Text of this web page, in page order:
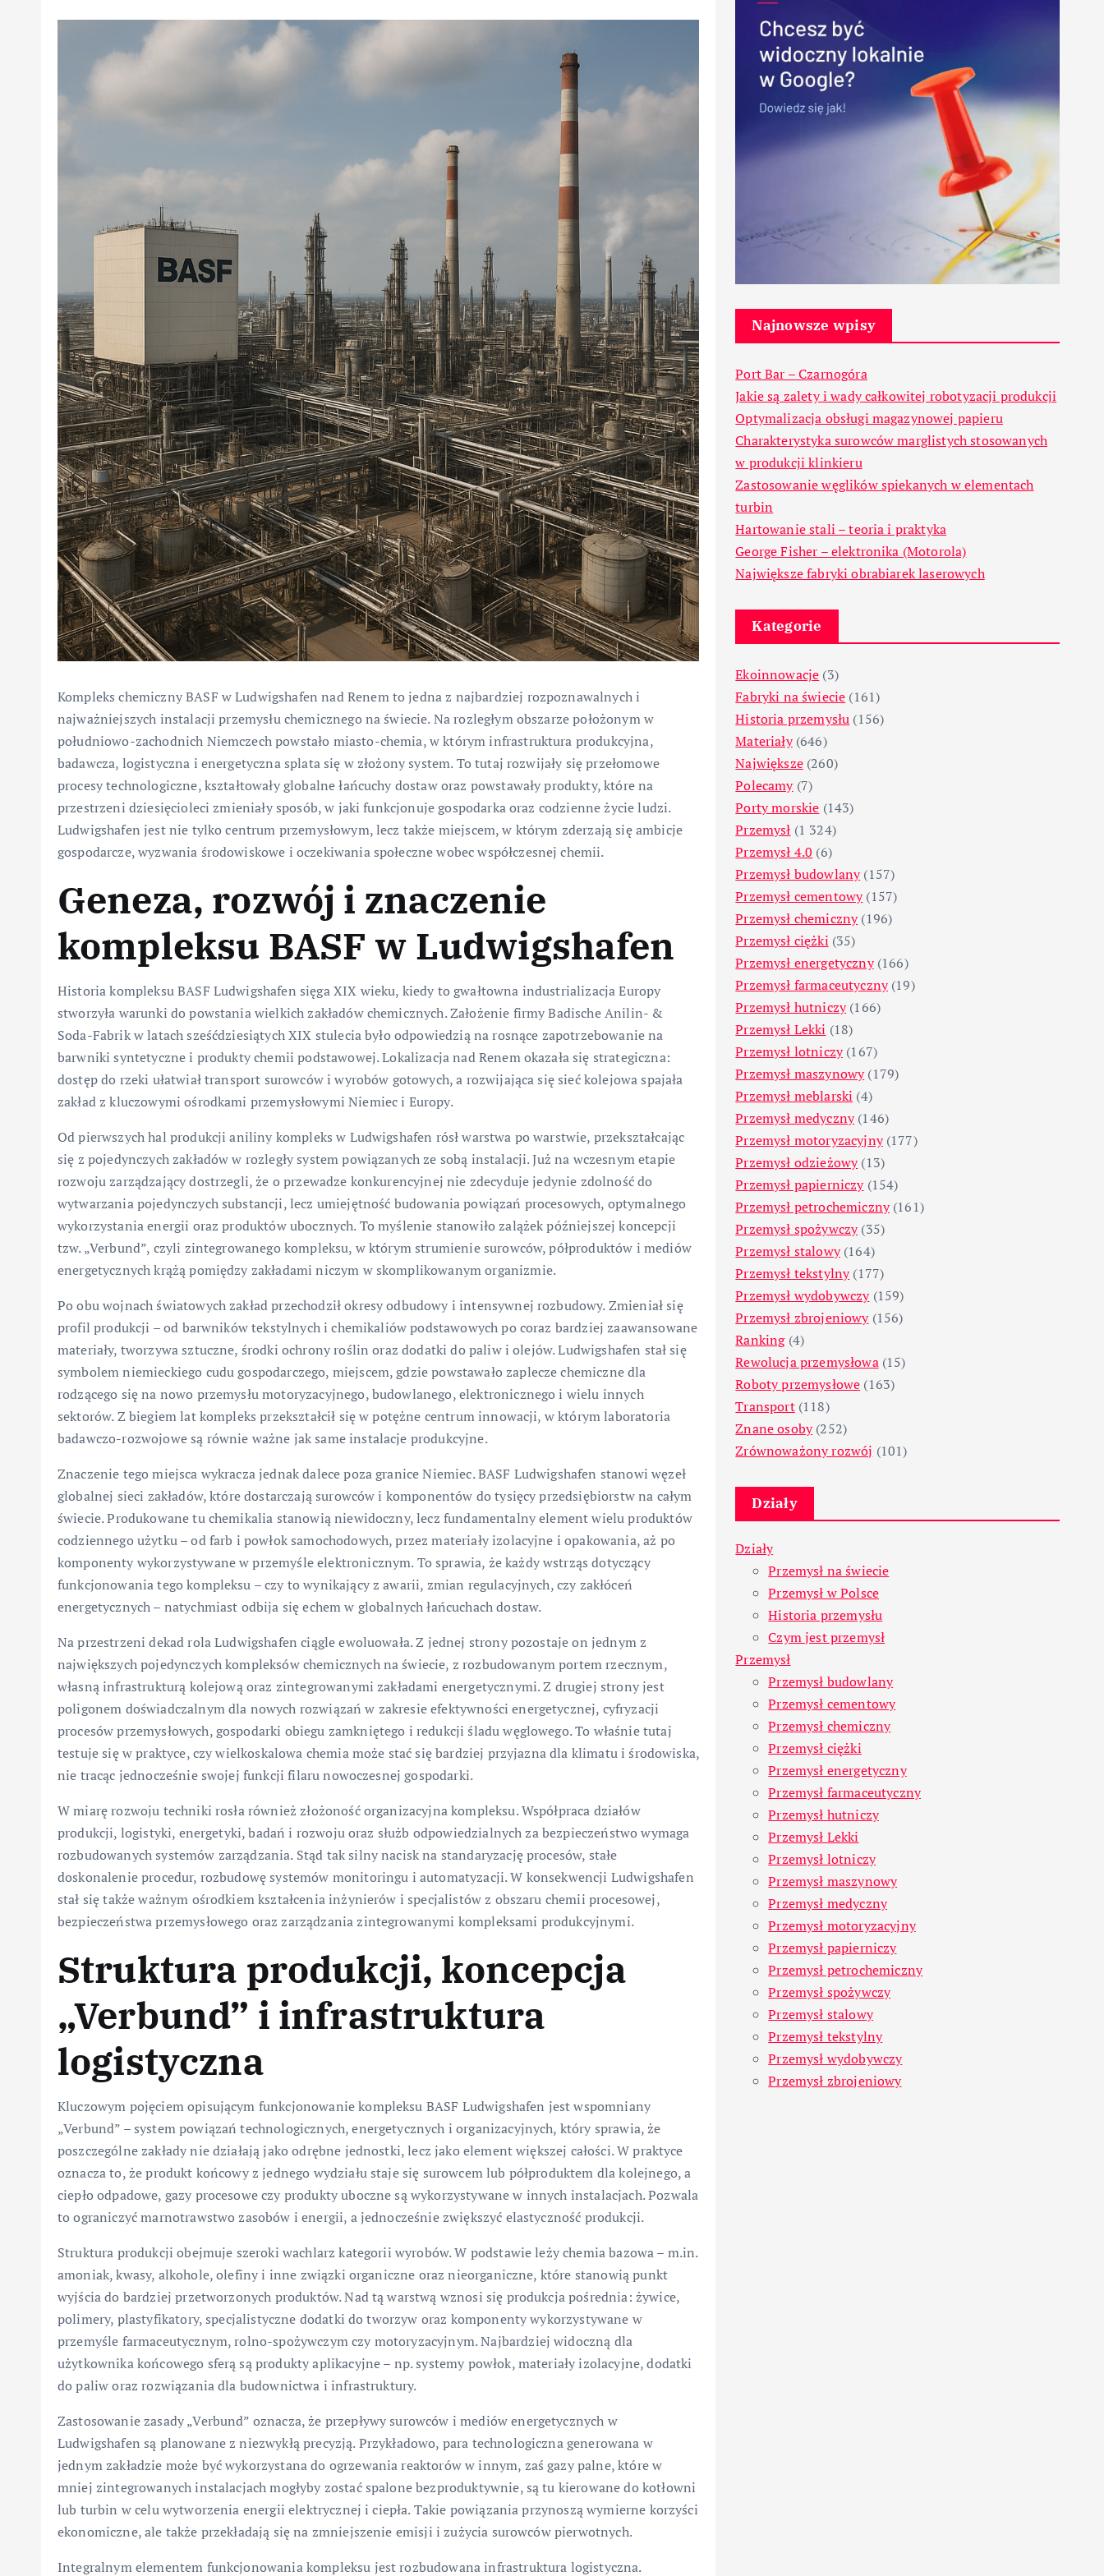
Kompleks chemiczny BASF w Ludwigshafen nad Renem to jedna z najbardziej rozpoznawalnych i
najważniejszych instalacji przemysłu chemicznego na świecie. Na rozległym obszarze położonym w
południowo-zachodnich Niemczech powstało miasto-chemia, w którym infrastruktura produkcyjna,
badawcza, logistyczna i energetyczna splata się w złożony system. To tutaj rozwijały się przełomowe
procesy technologiczne, kształtowały globalne łańcuchy dostaw oraz powstawały produkty, które na
przestrzeni dziesięcioleci zmieniały sposób, w jaki funkcjonuje gospodarka oraz codzienne życie ludzi.
Ludwigshafen jest nie tylko centrum przemysłowym, lecz także miejscem, w którym zderzają się ambicje
gospodarcze, wyzwania środowiskowe i oczekiwania społeczne wobec współczesnej chemii.
Geneza, rozwój i znaczenie
kompleksu BASF w Ludwigshafen
Historia kompleksu BASF Ludwigshafen sięga XIX wieku, kiedy to gwałtowna industrializacja Europy
stworzyła warunki do powstania wielkich zakładów chemicznych. Założenie firmy Badische Anilin- &
Soda-Fabrik w latach sześćdziesiątych XIX stulecia było odpowiedzią na rosnące zapotrzebowanie na
barwniki syntetyczne i produkty chemii podstawowej. Lokalizacja nad Renem okazała się strategiczna:
dostęp do rzeki ułatwiał transport surowców i wyrobów gotowych, a rozwijająca się sieć kolejowa spajała
zakład z kluczowymi ośrodkami przemysłowymi Niemiec i Europy.
Od pierwszych hal produkcji aniliny kompleks w Ludwigshafen rósł warstwa po warstwie, przekształcając
się z pojedynczych zakładów w rozległy system powiązanych ze sobą instalacji. Już na wczesnym etapie
rozwoju zarządzający dostrzegli, że o przewadze konkurencyjnej nie zdecyduje jedynie zdolność do
wytwarzania pojedynczych substancji, lecz umiejętność budowania powiązań procesowych, optymalnego
wykorzystania energii oraz produktów ubocznych. To myślenie stanowiło zalążek późniejszej koncepcji
tzw. „Verbund”, czyli zintegrowanego kompleksu, w którym strumienie surowców, półproduktów i mediów
energetycznych krążą pomiędzy zakładami niczym w skomplikowanym organizmie.
Po obu wojnach światowych zakład przechodził okresy odbudowy i intensywnej rozbudowy. Zmieniał się
profil produkcji – od barwników tekstylnych i chemikaliów podstawowych po coraz bardziej zaawansowane
materiały, tworzywa sztuczne, środki ochrony roślin oraz dodatki do paliw i olejów. Ludwigshafen stał się
symbolem niemieckiego cudu gospodarczego, miejscem, gdzie powstawało zaplecze chemiczne dla
rodzącego się na nowo przemysłu motoryzacyjnego, budowlanego, elektronicznego i wielu innych
sektorów. Z biegiem lat kompleks przekształcił się w potężne centrum innowacji, w którym laboratoria
badawczo-rozwojowe są równie ważne jak same instalacje produkcyjne.
Znaczenie tego miejsca wykracza jednak dalece poza granice Niemiec. BASF Ludwigshafen stanowi węzeł
globalnej sieci zakładów, które dostarczają surowców i komponentów do tysięcy przedsiębiorstw na całym
świecie. Produkowane tu chemikalia stanowią niewidoczny, lecz fundamentalny element wielu produktów
codziennego użytku – od farb i powłok samochodowych, przez materiały izolacyjne i opakowania, aż po
komponenty wykorzystywane w przemyśle elektronicznym. To sprawia, że każdy wstrząs dotyczący
funkcjonowania tego kompleksu – czy to wynikający z awarii, zmian regulacyjnych, czy zakłóceń
energetycznych – natychmiast odbija się echem w globalnych łańcuchach dostaw.
Na przestrzeni dekad rola Ludwigshafen ciągle ewoluowała. Z jednej strony pozostaje on jednym z
największych pojedynczych kompleksów chemicznych na świecie, z rozbudowanym portem rzecznym,
własną infrastrukturą kolejową oraz zintegrowanymi zakładami energetycznymi. Z drugiej strony jest
poligonem doświadczalnym dla nowych rozwiązań w zakresie efektywności energetycznej, cyfryzacji
procesów przemysłowych, gospodarki obiegu zamkniętego i redukcji śladu węglowego. To właśnie tutaj
testuje się w praktyce, czy wielkoskalowa chemia może stać się bardziej przyjazna dla klimatu i środowiska,
nie tracąc jednocześnie swojej funkcji filaru nowoczesnej gospodarki.
W miarę rozwoju techniki rosła również złożoność organizacyjna kompleksu. Współpraca działów
produkcji, logistyki, energetyki, badań i rozwoju oraz służb odpowiedzialnych za bezpieczeństwo wymaga
rozbudowanych systemów zarządzania. Stąd tak silny nacisk na standaryzację procesów, stałe
doskonalenie procedur, rozbudowę systemów monitoringu i automatyzacji. W konsekwencji Ludwigshafen
stał się także ważnym ośrodkiem kształcenia inżynierów i specjalistów z obszaru chemii procesowej,
bezpieczeństwa przemysłowego oraz zarządzania zintegrowanymi kompleksami produkcyjnymi.
Struktura produkcji, koncepcja
„Verbund” i infrastruktura
logistyczna
Kluczowym pojęciem opisującym funkcjonowanie kompleksu BASF Ludwigshafen jest wspomniany
„Verbund” – system powiązań technologicznych, energetycznych i organizacyjnych, który sprawia, że
poszczególne zakłady nie działają jako odrębne jednostki, lecz jako element większej całości. W praktyce
oznacza to, że produkt końcowy z jednego wydziału staje się surowcem lub półproduktem dla kolejnego, a
ciepło odpadowe, gazy procesowe czy produkty uboczne są wykorzystywane w innych instalacjach. Pozwala
to ograniczyć marnotrawstwo zasobów i energii, a jednocześnie zwiększyć elastyczność produkcji.
Struktura produkcji obejmuje szeroki wachlarz kategorii wyrobów. W podstawie leży chemia bazowa – m.in.
amoniak, kwasy, alkohole, olefiny i inne związki organiczne oraz nieorganiczne, które stanowią punkt
wyjścia do bardziej przetworzonych produktów. Nad tą warstwą wznosi się produkcja pośrednia: żywice,
polimery, plastyfikatory, specjalistyczne dodatki do tworzyw oraz komponenty wykorzystywane w
przemyśle farmaceutycznym, rolno-spożywczym czy motoryzacyjnym. Najbardziej widoczną dla
użytkownika końcowego sferą są produkty aplikacyjne – np. systemy powłok, materiały izolacyjne, dodatki
do paliw oraz rozwiązania dla budownictwa i infrastruktury.
Zastosowanie zasady „Verbund” oznacza, że przepływy surowców i mediów energetycznych w
Ludwigshafen są planowane z niezwykłą precyzją. Przykładowo, para technologiczna generowana w
jednym zakładzie może być wykorzystana do ogrzewania reaktorów w innym, zaś gazy palne, które w
mniej zintegrowanych instalacjach mogłyby zostać spalone bezproduktywnie, są tu kierowane do kotłowni
lub turbin w celu wytworzenia energii elektrycznej i ciepła. Takie powiązania przynoszą wymierne korzyści
ekonomiczne, ale także przekładają się na zmniejszenie emisji i zużycia surowców pierwotnych.
Integralnym elementem funkcjonowania kompleksu jest rozbudowana infrastruktura logistyczna.
Najnowsze wpisy
Port Bar – Czarnogóra
Jakie są zalety i wady całkowitej robotyzacji produkcji
Optymalizacja obsługi magazynowej papieru
Charakterystyka surowców marglistych stosowanych
w produkcji klinkieru
Zastosowanie węglików spiekanych w elementach
turbin
Hartowanie stali – teoria i praktyka
George Fisher – elektronika (Motorola)
Największe fabryki obrabiarek laserowych
Kategorie
Ekoinnowacje (3)
Fabryki na świecie (161)
Historia przemysłu (156)
Materiały(646)
Największe(260)
Polecamy(7)
Porty morskie (143)
Przemysł (1 324)
Przemysł 4.0 (6)
Przemysł budowlany(157)
Przemysł cementowy(157)
Przemysł chemiczny(196)
Przemysł ciężki (35)
Przemysł energetyczny(166)
Przemysł farmaceutyczny(19)
Przemysł hutniczy(166)
Przemysł Lekki (18)
Przemysł lotniczy(167)
Przemysł maszynowy(179)
Przemysł meblarski (4)
Przemysł medyczny(146)
Przemysł motoryzacyjny(177)
Przemysł odzieżowy(13)
Przemysł papierniczy(154)
Przemysł petrochemiczny(161)
Przemysł spożywczy(35)
Przemysł stalowy(164)
Przemysł tekstylny(177)
Przemysł wydobywczy(159)
Przemysł zbrojeniowy(156)
Ranking(4)
Rewolucja przemysłowa(15)
Roboty przemysłowe (163)
Transport(118)
Znane osoby(252)
Zrównoważony rozwój (101)
Działy
Działy
Przemysł na świecie
Przemysł w Polsce
Historia przemysłu
Czym jest przemysł
Przemysł
Przemysł budowlany
Przemysł cementowy
Przemysł chemiczny
Przemysł ciężki
Przemysł energetyczny
Przemysł farmaceutyczny
Przemysł hutniczy
Przemysł Lekki
Przemysł lotniczy
Przemysł maszynowy
Przemysł medyczny
Przemysł motoryzacyjny
Przemysł papierniczy
Przemysł petrochemiczny
Przemysł spożywczy
Przemysł stalowy
Przemysł tekstylny
Przemysł wydobywczy
Przemysł zbrojeniowy